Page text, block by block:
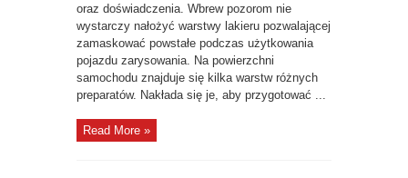
oraz doświadczenia. Wbrew pozorom nie
wystarczy nałożyć warstwy lakieru pozwalającej
zamaskować powstałe podczas użytkowania
pojazdu zarysowania. Na powierzchni
samochodu znajduje się kilka warstw różnych
preparatów. Nakłada się je, aby przygotować ...
Read More »